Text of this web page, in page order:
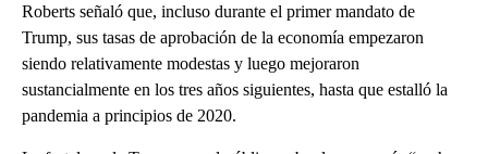
Roberts señaló que, incluso durante el primer mandato de
Trump, sus tasas de aprobación de la economía empezaron
siendo relativamente modestas y luego mejoraron
sustancialmente en los tres años siguientes, hasta que estalló la
pandemia a principios de 2020.